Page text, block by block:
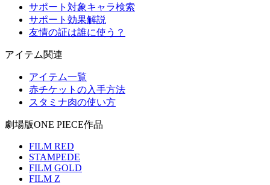
サポート対象キャラ検索
サポート効果解説
友情の証は誰に使う？
アイテム関連
アイテム一覧
赤チケットの入手方法
スタミナ肉の使い方
劇場版ONE PIECE作品
FILM RED
STAMPEDE
FILM GOLD
FILM Z